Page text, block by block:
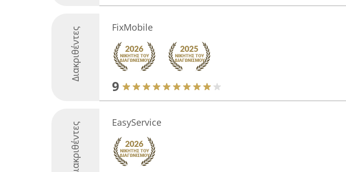
Διακριθέντες FixMobile
9
Διακριθέντες EasyService